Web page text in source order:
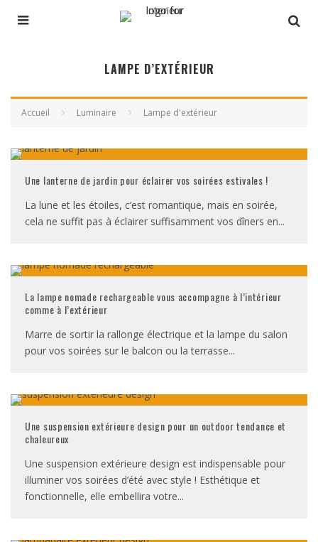
LAMPE D’EXTÉRIEUR
Accueil Luminaire Lampe d'extérieur
Une lanterne de jardin pour éclairer vos soirées estivales !
La lune et les étoiles, c’est romantique, mais en soirée,
cela ne suffit pas à éclairer suffisamment vos dîners en...
La lampe nomade rechargeable vous accompagne à l’intérieur
comme à l’extérieur
Marre de sortir la rallonge électrique et la lampe du salon
pour vos soirées sur le balcon ou la terrasse...
Une suspension extérieure design pour un outdoor tendance et
chaleureux
Une suspension extérieure design est indispensable pour
illuminer vos soirées d’été avec style ! Esthétique et
fonctionnelle, elle embellira votre...